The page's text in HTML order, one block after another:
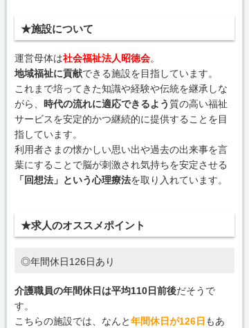
★施設について
運営母体は社会福祉法人昭徳会。
地域福祉に貢献できる施設を目指しています。
これまで培ってきた知識や経験や伝統を継承しな
がら、 時代の流れに適応できるよう質の高い福祉
サービスを安定的かつ継続的に提供することを目
指しています。
利用者さまの懐かしい思い出や過去の出来事を言
葉にすることで脳が刺激され気持ちを安定させる
「回想法」という心理療法を取り入れています。
★求人のオススメポイント
◎年間休日126日あり
介護職員の年間休日は平均110日前後だそうで
す。
こちらの施設では、なんと年間休日が126日 もあ